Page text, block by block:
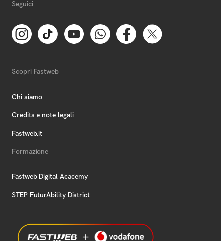
Seguici
Scopri Fastweb
Chi siamo
Credits e note legali
Fastweb.it
Formazione
Fastweb Digital Academy
STEP FuturAbility District